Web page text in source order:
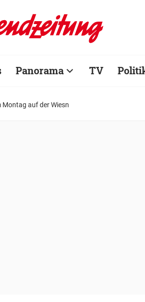
Panorama TV
Montag auf der Wiesn